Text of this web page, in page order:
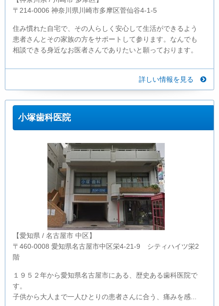
〒214-0006 神奈川県川崎市多摩区菅仙谷4-1-5
住み慣れた自宅で、その人らしく安心して生活ができるよう
患者さんとその家族の方をサポートして参ります。なんでも
相談できる身近なお医者さんでありたいと願っております。
詳しい情報を見る
小塚歯科医院
【愛知県 / 名古屋市 中区】
〒460-0008 愛知県名古屋市中区栄4-21-9 シティハイツ栄2
階
１９５２年から愛知県名古屋市にある、歴史ある歯科医院で
す。
子供から大人まで一人ひとりの患者さんに合う、痛みを感...